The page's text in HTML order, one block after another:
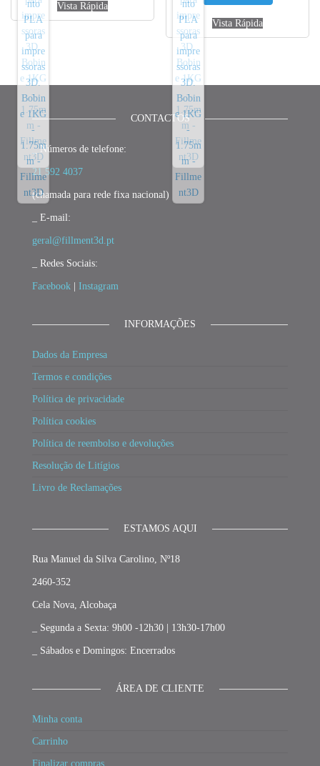
Vista Rápida
Vista Rápida
CONTACTOS
_ Números de telefone:
21 592 4037
(chamada para rede fixa nacional)
_ E-mail:
geral@fillment3d.pt
_ Redes Sociais:
Facebook Instagram
INFORMAÇÕES
Dados da Empresa
Termos e condições
Política de privacidade
Política cookies
Política de reembolso e devoluções
Resolução de Litígios
Livro de Reclamações
ESTAMOS AQUI
Rua Manuel da Silva Carolino, Nº18
2460-352
Cela Nova, Alcobaça
_ Segunda a Sexta: 9h00 -12h30 | 13h30-17h00
_ Sábados e Domingos: Encerrados
ÁREA DE CLIENTE
Minha conta
Carrinho
Finalizar compras